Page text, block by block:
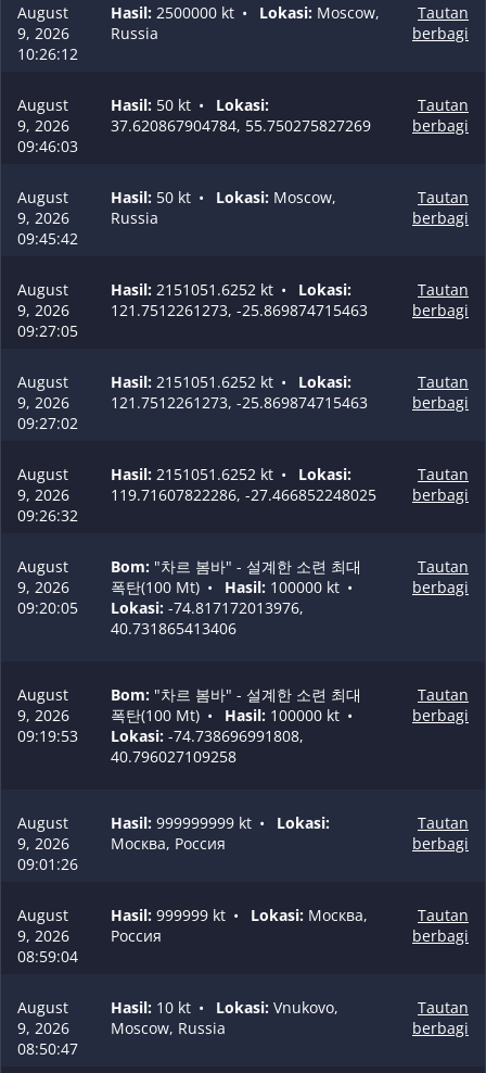
August
9, 2026
10:26:12
Hasil: 2500000 kt • Lokasi: Moscow,
Russia
Tautan
berbagi
August
9, 2026
09:46:03
Hasil: 50 kt •
Lokasi:
37.620867904784, 55.750275827269
Tautan
berbagi
August
9, 2026
09:45:42
Hasil: 50 kt • Lokasi: Moscow,
Russia
Tautan
berbagi
August
9, 2026
09:27:05
Hasil: 2151051.6252 kt •
Lokasi:
121.7512261273, -25.869874715463
Tautan
berbagi
August
9, 2026
09:27:02
Hasil: 2151051.6252 kt •
Lokasi:
121.7512261273, -25.869874715463
Tautan
berbagi
August
9, 2026
09:26:32
Hasil: 2151051.6252 kt •
Lokasi:
119.71607822286, -27.466852248025
Tautan
berbagi
August
9, 2026
09:20:05
Bom: "차르 봄바" - 설계한 소련 최대
폭탄(100 Mt) • Hasil: 100000 kt •
Lokasi: -74.817172013976,
40.731865413406
Tautan
berbagi
August
9, 2026
09:19:53
Bom: "차르 봄바" - 설계한 소련 최대
폭탄(100 Mt) • Hasil: 100000 kt •
Lokasi: -74.738696991808,
40.796027109258
Tautan
berbagi
August
9, 2026
09:01:26
Hasil: 999999999 kt •
Lokasi:
Москва, Россия
Tautan
berbagi
August
9, 2026
08:59:04
Hasil: 999999 kt • Lokasi: Москва,
Россия
Tautan
berbagi
August
9, 2026
08:50:47
Hasil: 10 kt • Lokasi: Vnukovo,
Moscow, Russia
Tautan
berbagi